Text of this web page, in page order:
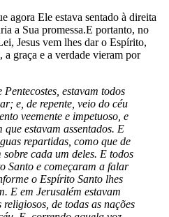
agora Ele estava sentado à direita
a Sua promessa.E portanto, no
Jesus vem lhes dar o Espírito,
graça e a verdade vieram por
estavam todos
e, de repente, veio do céu
veemente e impetuoso, e
que estavam assentados. E
repartidas, como que de
cada um deles. E todos
Santo e começaram a falar
o Espírito Santo lhes
E em Jerusalém estavam
de todas as nações